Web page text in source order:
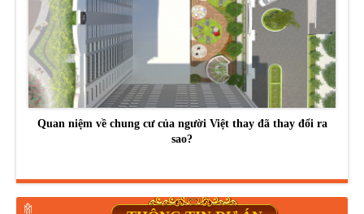
Quan niệm về chung cư của người Việt thay đã thay đổi ra
sao?